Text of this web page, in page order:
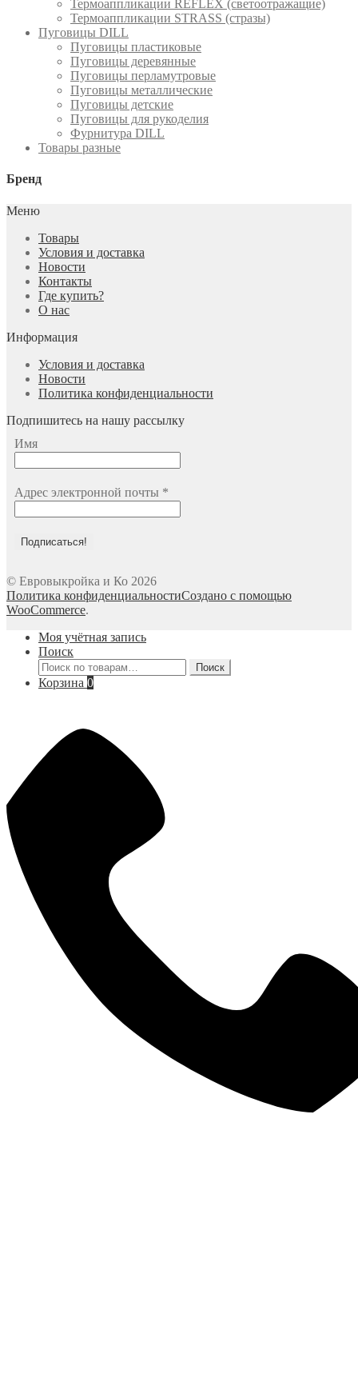
Термоаппликации REFLEX (светоотражащие)
Термоаппликации STRASS (стразы)
Пуговицы DILL
Пуговицы пластиковые
Пуговицы деревянные
Пуговицы перламутровые
Пуговицы металлические
Пуговицы детские
Пуговицы для рукоделия
Фурнитура DILL
Товары разные
Бренд
Меню
Товары
Условия и доставка
Новости
Контакты
Где купить?
О нас
Информация
Условия и доставка
Новости
Политика конфиденциальности
Подпишитесь на нашу рассылку
Имя
Адрес электронной почты *
© Евровыкройка и Ко 2026
Политика конфиденциальностиСоздано с помощью
WooCommerce.
Моя учётная запись
Поиск
Искать:
Поиск
Корзина 0